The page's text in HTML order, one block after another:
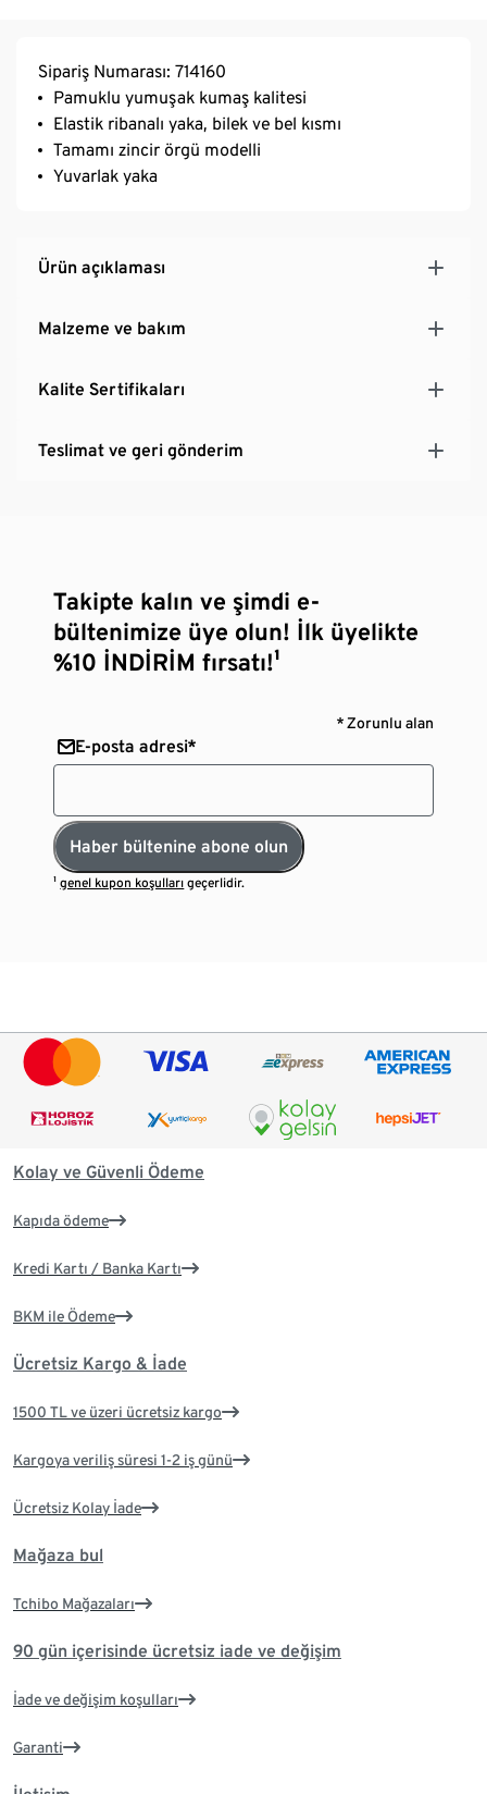
Sipariş Numarası: 714160
Pamuklu yumuşak kumaş kalitesi
Elastik ribanalı yaka, bilek ve bel kısmı
Tamamı zincir örgü modelli
Yuvarlak yaka
Ürün açıklaması
Malzeme ve bakım
Kalite Sertifikaları
Teslimat ve geri gönderim
Takipte kalın ve şimdi e-
bültenimize üye olun! İlk üyelikte
%10 İNDİRİM fırsatı!¹
* Zorunlu alan
E-posta adresi*
Haber bültenine abone olun
¹genel kupon koşulları geçerlidir.
Kolay ve Güvenli Ödeme
Kapıda ödeme
Kredi Kartı / Banka Kartı
BKM ile Ödeme
Ücretsiz Kargo & İade
1500 TL ve üzeri ücretsiz kargo
Kargoya veriliş süresi 1-2 iş günü
Ücretsiz Kolay İade
Mağaza bul
Tchibo Mağazaları
90 gün içerisinde ücretsiz iade ve değişim
İade ve değişim koşulları
Garanti